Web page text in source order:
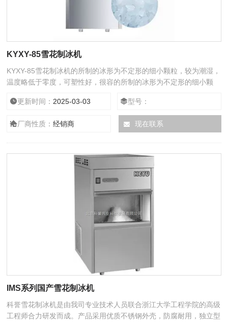
KYXY-85雪花制冰机
KYXY-85雪花制冰机的所制的冰形为不定形的细小颗粒，较为潮湿，
温度略低于零度，可塑性好，很容的所制的冰形为不定形的细小颗
塑性好，很容易取用和堆积，能渗入较窄间隙，冷却作用的速度快，
冷藏保鲜效果好。全自动雪花制冰机85KG特别适合在生命科学、医
学、农林牧渔、检验检疫等实验室，以及日料刺身、火锅摆盘、生鲜
更新时间： 2025-03-03 型号：
厂商性质：经销商 现在联系
IMS系列国产雪花制冰机
科誉雪花制冰机是由我司专业技术人员联合浙江大学工程学院的高级
工程师合力研发而成。产品采用优质不锈钢外壳，防腐耐用，独立型